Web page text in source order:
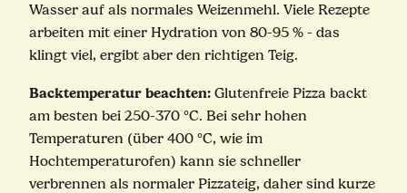
Wasser auf als normales Weizenmehl. Viele Rezepte
arbeiten mit einer Hydration von 80-95 % - das
klingt viel, ergibt aber den richtigen Teig.
Backtemperatur beachten: Glutenfreie Pizza backt
am besten bei 250-370 °C. Bei sehr hohen
Temperaturen (über 400 °C, wie im
Hochtemperaturofen) kann sie schneller
verbrennen als normaler Pizzateig, daher sind kurze